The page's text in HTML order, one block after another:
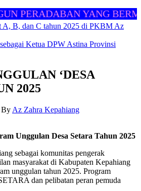
PERADABAN YANG
A, B, dan C tahun 2025 di PKBM Az
Ketua DPW Astina Provinsi
‘DESA
2025
By Az Zahra Kepahiang
Unggulan Desa Setara Tahun 2025
sebagai komunitas pengerak
masyarakat di Kabupaten Kepahiang
unggulan tahun 2025. Program
dan pelibatan peran pemuda